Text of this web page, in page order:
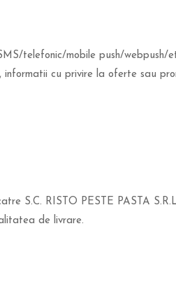
telefonic/mobile push/
cu privire la oferte sau
S.C. RISTO PESTE PASTA
de livrare.